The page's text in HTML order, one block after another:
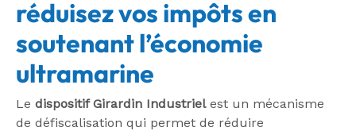
réduisez vos impôts en
soutenant l’économie
ultramarine
Le dispositif Girardin Industrielest un mécanisme
de défiscalisation qui permet de réduire